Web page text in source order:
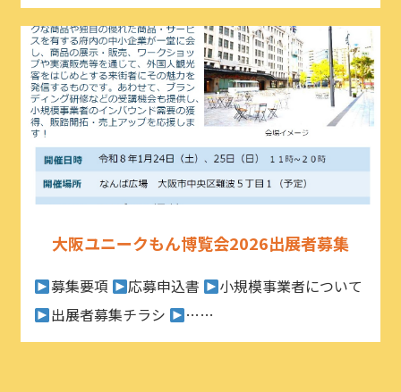
大阪ユニークもん博覧会2026出展者募集
募集要項 応募申込書
小規模事業者について
出展者募集チラシ
……